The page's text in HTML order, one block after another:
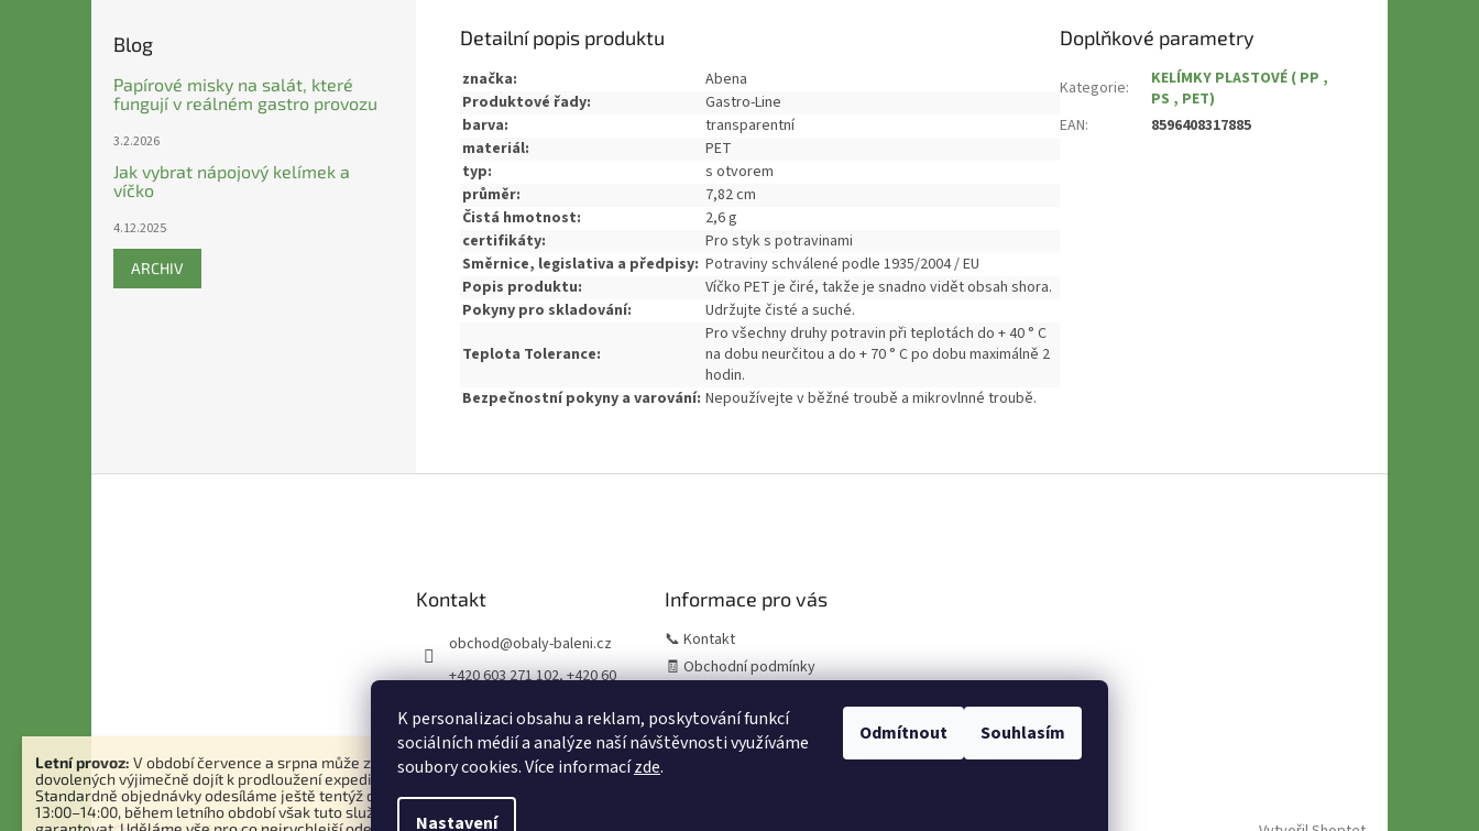
K personalizaci obsahu a reklam, poskytování funkcí
sociálních médií a analýze naší návštěvnosti využíváme
soubory cookies. Více informacízde.
Nastavení
Odmítnout Souhlasím
Letní provoz: V období července a srpna může z důvodu čerpání
dovolených výjimečně dojít k prodloužení expedice objednávek.
Standardně objednávky odesíláme ještě tentýž den při přijetí do
13:00–14:00, během letního období však tuto službu nemůžeme vždy
Blog
Papírové misky na salát, které
fungují v reálném gastro provozu
3.2.2026
Jak vybrat nápojový kelímek a
víčko
4.12.2025
ARCHIV
Detailní popis produktu
značka:
Abena
Produktové řady:
Gastro-Line
barva:
transparentní
materiál:
PET
typ:
s otvorem
průměr:
7,82 cm
Čistá hmotnost:
2,6 g
certifikáty:
Pro styk s potravinami
Směrnice, legislativa a předpisy: Potraviny schválené podle 1935/2004 / EU
Popis produktu:
Víčko PET je čiré, takže je snadno vidět obsah shora.
Pokyny pro skladování:
Udržujte čisté a suché.
Teplota Tolerance:
Pro všechny druhy potravin při teplotách do + 40 ° C
na dobu neurčitou a do + 70 ° C po dobu maximálně 2
hodin.
Bezpečnostní pokyny a varování: Nepoužívejte v běžné troubě a mikrovlnné troubě.
Doplňkové parametry
Kategorie:
KELÍMKY PLASTOVÉ ( PP ,
PS , PET)
EAN: 8596408317885
Kontakt
obchod@obaly-baleni.cz
+420 603 271 102, +420 60
Informace pro vás
📞 Kontakt
🧾 Obchodní podmínky
⚠️ Zásady práce s osobními
údaji (GDPR)